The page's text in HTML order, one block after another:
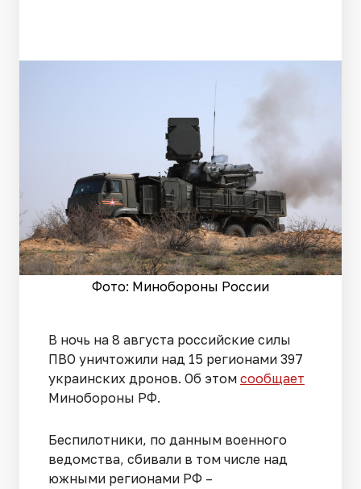
Фото: Минобороны России
В ночь на 8 августа российские силы
ПВО уничтожили над 15 регионами 397
украинских дронов. Об этом сообщает
Минобороны РФ.
Беспилотники, по данным военного
ведомства, сбивали в том числе над
южными регионами РФ –